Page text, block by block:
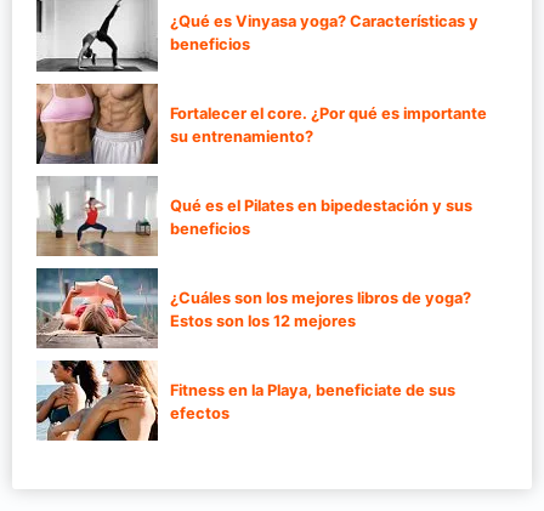
¿Qué es Vinyasa yoga? Características y
beneficios
Fortalecer el core. ¿Por qué es importante
su entrenamiento?
Qué es el Pilates en bipedestación y sus
beneficios
¿Cuáles son los mejores libros de yoga?
Estos son los 12 mejores
Fitness en la Playa, beneficiate de sus
efectos